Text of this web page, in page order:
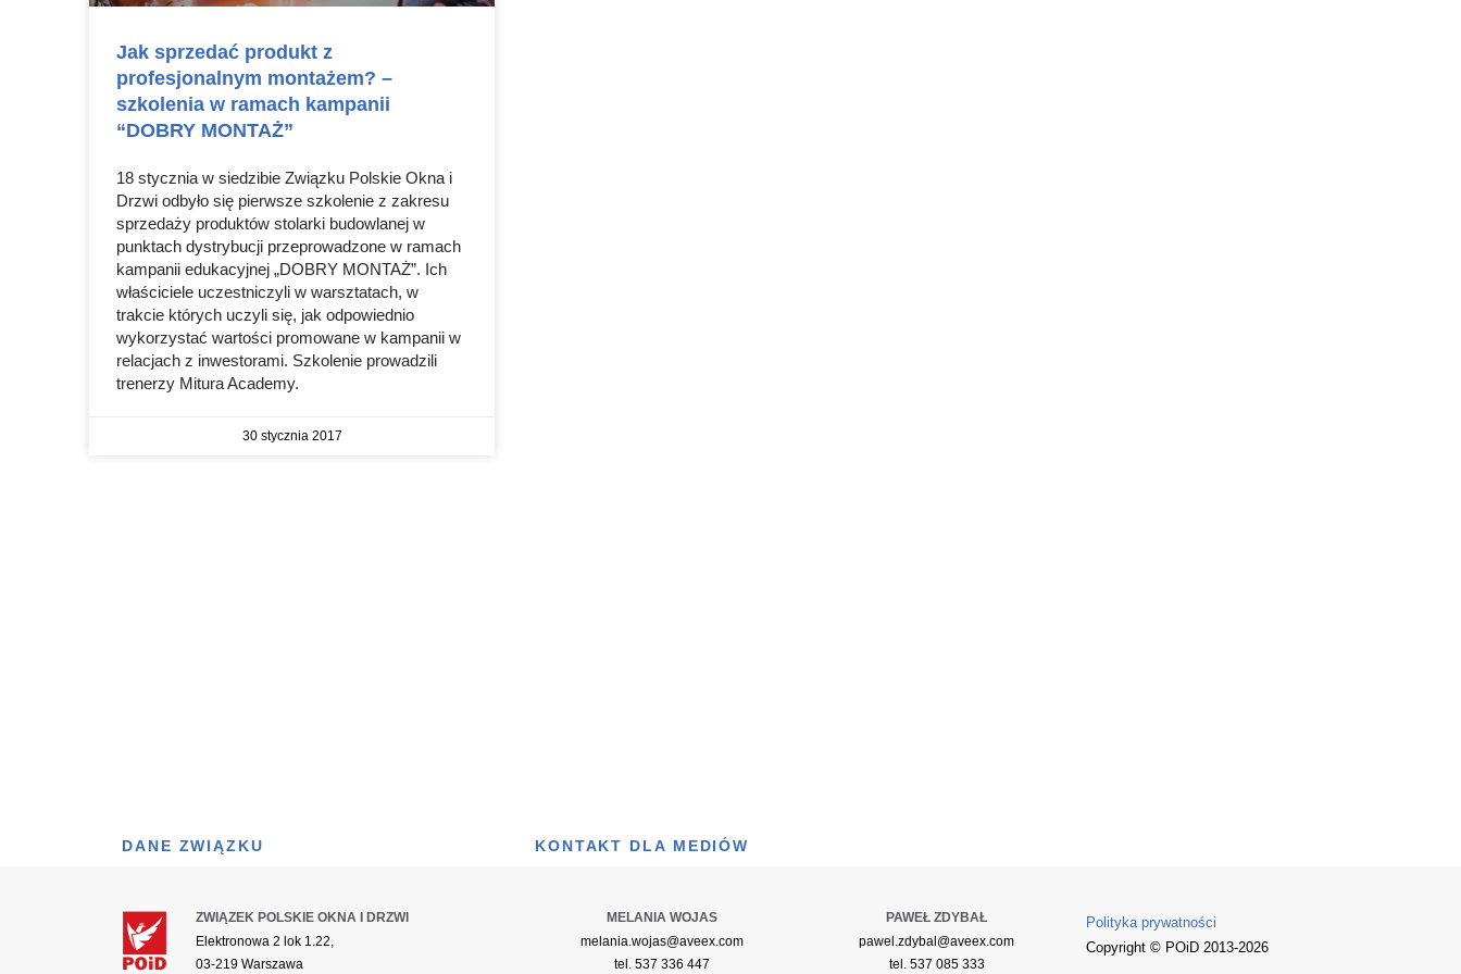
Jak sprzedać produkt z
profesjonalnym montażem? –
szkolenia w ramach kampanii
“DOBRY MONTAŻ”
18 stycznia w siedzibie Związku Polskie Okna i
Drzwi odbyło się pierwsze szkolenie z zakresu
sprzedaży produktów stolarki budowlanej w
punktach dystrybucji przeprowadzone w ramach
kampanii edukacyjnej „DOBRY MONTAŻ”. Ich
właściciele uczestniczyli w warsztatach, w
trakcie których uczyli się, jak odpowiednio
wykorzystać wartości promowane w kampanii w
relacjach z inwestorami. Szkolenie prowadzili
trenerzy Mitura Academy.
30 stycznia 2017
DANE ZWIĄZKU KONTAKT DLA MEDIÓW
ZWIĄZEK POLSKIE OKNA I DRZWI
Elektronowa 2 lok 1.22,
03-219 Warszawa
MELANIA WOJAS
melania.wojas@aveex.com
tel. 537 336 447
PAWEŁ ZDYBAŁ
pawel.zdybal@aveex.com
tel. 537 085 333
Polityka prywatności
Copyright © POiD 2013-2026